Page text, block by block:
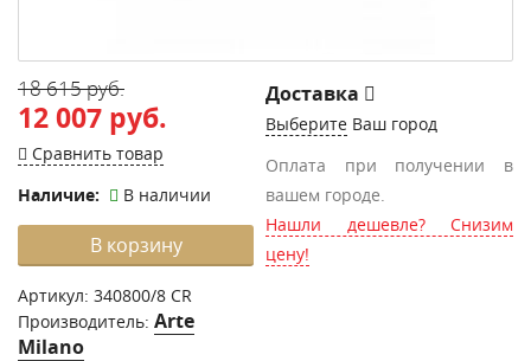
18 615 руб.
12 007 руб.
Сравнить товар
Наличие:
В наличии
В корзину
Артикул: 340800/8 CR
Производитель: Arte
Milano
Доставка
Выберите Ваш город
Оплата при получении в
вашем городе.
Нашли дешевле? Снизим
цену!